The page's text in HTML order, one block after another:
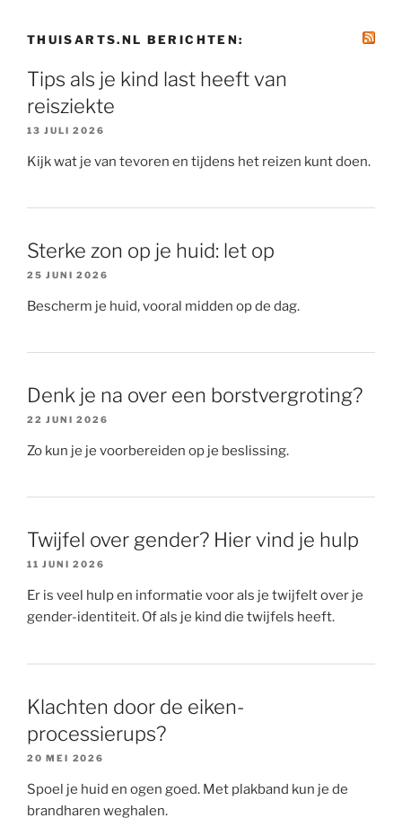
THUISARTS.NL BERICHTEN:
Tips als je kind last heeft van
reisziekte
13 JULI 2026
Kijk wat je van tevoren en tijdens het reizen kunt doen.
Sterke zon op je huid: let op
25 JUNI 2026
Bescherm je huid, vooral midden op de dag.
Denk je na over een borstvergroting?
22 JUNI 2026
Zo kun je je voorbereiden op je beslissing.
Twijfel over gender? Hier vind je hulp
11 JUNI 2026
Er is veel hulp en informatie voor als je twijfelt over je
gender-identiteit. Of als je kind die twijfels heeft.
Klachten door de eiken-
processierups?
20 MEI 2026
Spoel je huid en ogen goed. Met plakband kun je de
brandharen weghalen.